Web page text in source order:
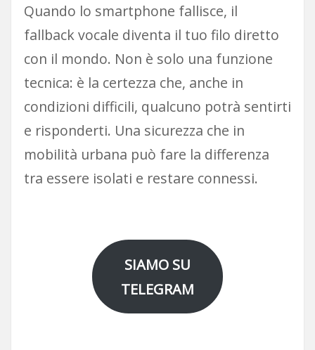
Quando lo smartphone fallisce, il
fallback vocale diventa il tuo filo diretto
con il mondo. Non è solo una funzione
tecnica: è la certezza che, anche in
condizioni difficili, qualcuno potrà sentirti
e risponderti. Una sicurezza che in
mobilità urbana può fare la differenza
tra essere isolati e restare connessi.
SIAMO SU
TELEGRAM